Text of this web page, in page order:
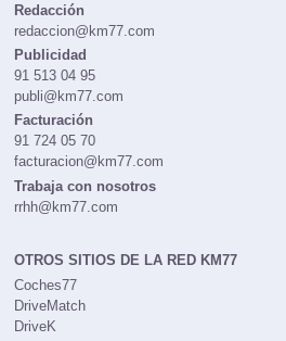
Redacción
redaccion@km77.com
Publicidad
91 513 04 95
publi@km77.com
Facturación
91 724 05 70
facturacion@km77.com
Trabaja con nosotros
rrhh@km77.com
OTROS SITIOS DE LA RED KM77
Coches77
DriveMatch
DriveK